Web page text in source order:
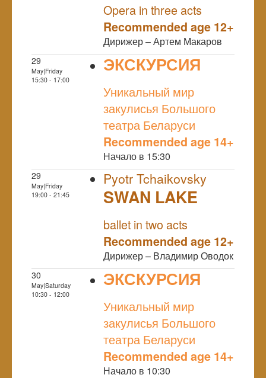
Opera in three acts
Recommended age 12+
Дирижер – Артем Макаров
29
May|Friday
15:30 - 17:00
ЭКСКУРСИЯ
Уникальный мир
закулисья Большого
театра Беларуси
Recommended age 14+
Начало в 15:30
29
May|Friday
19:00 - 21:45
Pyotr Tchaikovsky
SWAN LAKE
ballet in two acts
Recommended age 12+
Дирижер – Владимир Оводок
30
May|Saturday
10:30 - 12:00
ЭКСКУРСИЯ
Уникальный мир
закулисья Большого
театра Беларуси
Recommended age 14+
Начало в 10:30